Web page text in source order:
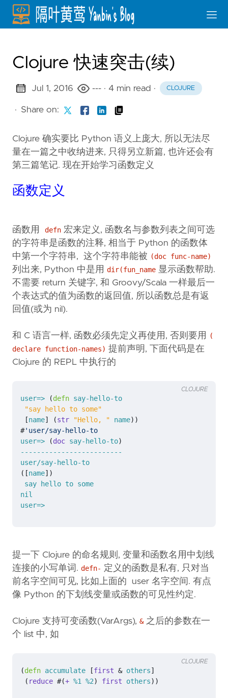
Clojure 快速突击(续)
Jul 1, 2016 --- · 4 min read · CLOJURE
· Share on:
Clojure 确实要比 Python 语义上庞大, 所以无法尽
量在一篇之中收纳进来, 只得另立新篇, 也许还会有
第三篇笔记. 现在开始学习函数定义
函数定义
函数用 defn 宏来定义, 函数名与参数列表之间可选
的字符串是函数的注释, 相当于 Python 的函数体
中第一个字符串, 这个字符串能被 (doc func-name)
列出来, Python 中是用 dir(fun_name 显示函数帮助.
不需要 return 关键字, 和 Groovy/Scala 一样最后一
个表达式的值为函数的返回值, 所以函数总是有返
回值(或为 nil).
和 C 语言一样, 函数必须先定义再使用, 否则要用
(
declare function-names) 提前声明, 下面代码是在
Clojure 的 REPL 中执行的
user=> (defn say-hello-to
"say hello to some"
[name] (str "Hello, " name))
#'user/say-hello-to
user=>
(doc say-hello-to)
-------------------------
user/say-hello-to
([name])
say
hello to some
nil
user=>
CLOJURE
提一下 Clojure 的命名规则, 变量和函数名用中划线
连接的小写单词. defn- 定义的函数是私有, 只对当
前名字空间可见, 比如上面的 user 名字空间. 有点
像 Python 的下划线变量或函数的可见性约定.
Clojure 支持可变函数(VarArgs), &之后的参数在一
个 list 中, 如
(defn accumulate [first & others]
( reduce #(+ %1 %2) first others))
CLOJURE